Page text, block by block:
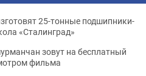
25-тонные подшипники-
«Сталинград»
зовут на бесплатный
фильма